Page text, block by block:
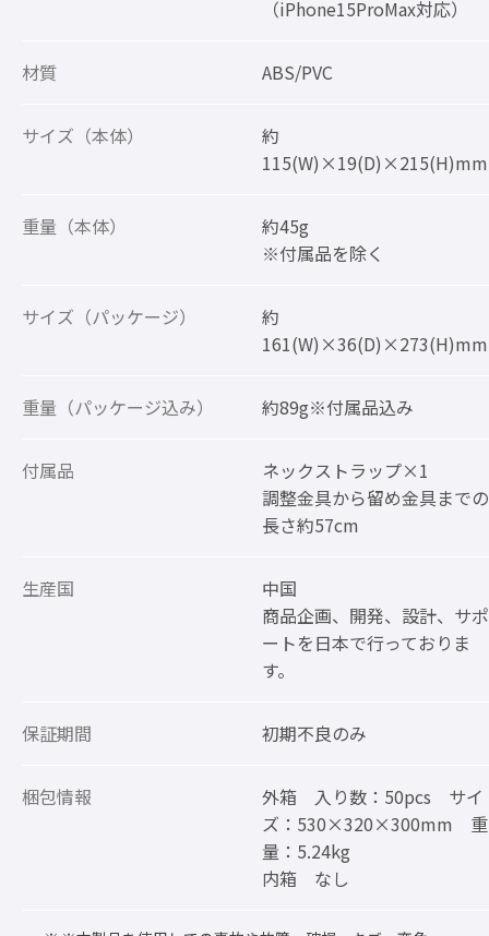
（iPhone15ProMax対応）
材質 ABS/PVC
サイズ（本体）
約
115(W)×19(D)×215(H)mm
重量（本体）
約45g
※付属品を除く
サイズ（パッケージ）
約
161(W)×36(D)×273(H)mm
重量（パッケージ込み） 約89g※付属品込み
付属品
ネックストラップ×1
調整金具から留め金具までの
長さ約57cm
生産国
中国
商品企画、開発、設計、サポ
ートを日本で行っておりま
す。
保証期間 初期不良のみ
梱包情報
外箱 入り数：50pcs サイ
ズ：530×320×300mm 重
量：5.24kg
内箱 なし